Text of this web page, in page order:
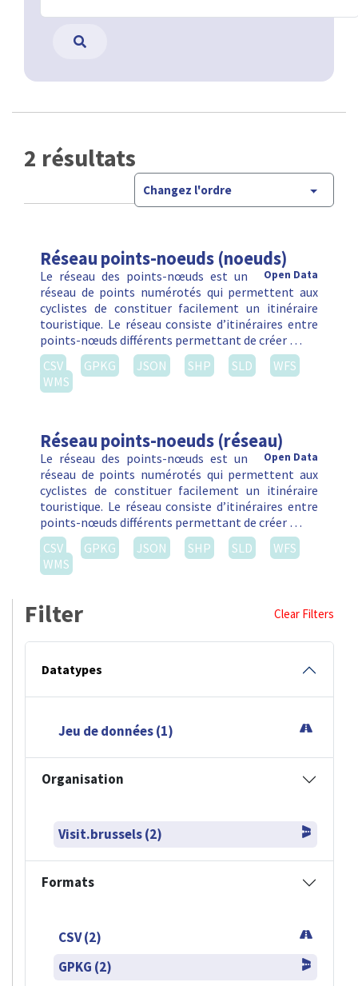
2 résultats
Changez l'ordre
Réseau points-noeuds (noeuds)
Open Data
Le réseau des points-nœuds est un
réseau de points numérotés qui permettent aux
cyclistes de constituer facilement un itinéraire
touristique. Le réseau consiste d’itinéraires entre
points-nœuds différents permettant de créer …
CSV
GPKG JSON SHP SLD
WFS
WMS
Réseau points-noeuds (réseau)
Open Data
Le réseau des points-nœuds est un
réseau de points numérotés qui permettent aux
cyclistes de constituer facilement un itinéraire
touristique. Le réseau consiste d’itinéraires entre
points-nœuds différents permettant de créer …
CSV
GPKG JSON SHP SLD
WFS
WMS
Filter Clear Filters
Datatypes
Jeu de données (1)
Organisation
Visit.brussels (2)
Formats
CSV (2)
GPKG (2)